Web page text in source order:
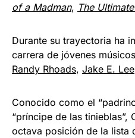
of a Madman, The
Durante su trayectoria ha
carrera de jóvenes
Randy Rhoads, Jake E. Lee
Conocido como el
“príncipe de las tinieblas”,​
octava posición de la lista